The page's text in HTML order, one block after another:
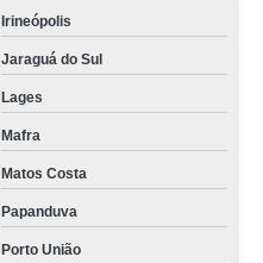
Irineópolis
Jaraguá do Sul
Lages
Mafra
Matos Costa
Papanduva
Porto União